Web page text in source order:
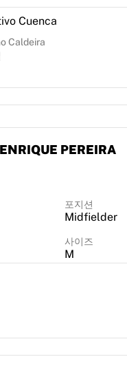
이저스
뉴
Cuenca
Caldeira
PEREIRA
포지션
Midfielder
사이즈
M